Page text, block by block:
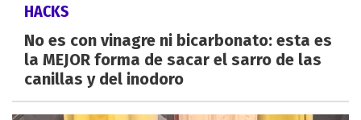
HACKS
No es con vinagre ni bicarbonato: esta es
la MEJOR forma de sacar el sarro de las
canillas y del inodoro